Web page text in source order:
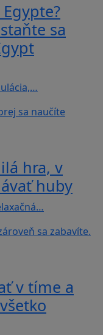
sa
hra, v
huby
v tíme a